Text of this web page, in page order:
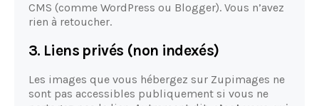
CMS (comme WordPress ou Blogger). Vous n’avez
rien à retoucher.
3. Liens privés (non indexés)
Les images que vous hébergez sur Zupimages ne
sont pas accessibles publiquement si vous ne